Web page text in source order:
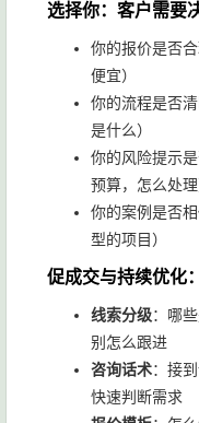
选择你：客户需要
你的报价是否
便宜）
你的流程是否
是什么）
你的风险提示
预算，怎么处理
你的案例是否
型的项目）
促成交与持续优化
线索分级：哪
别怎么跟进
咨询话术：接
快速判断需求